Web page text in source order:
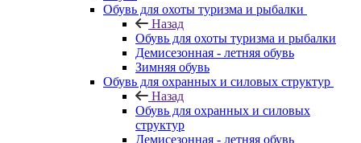
Обувь для охоты туризма и рыбалки
Назад
Обувь для охоты туризма и рыбалки
Демисезонная - летняя обувь
Зимняя обувь
Обувь для охранных и силовых структур
Назад
Обувь для охранных и силовых
структур
Демисезонная - летняя обувь